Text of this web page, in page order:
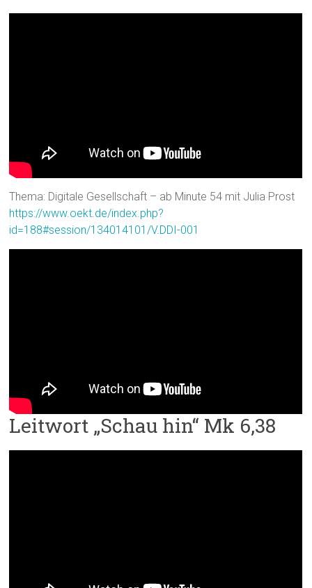
Thema: Digitale Gesellschaft – ab Minute 54 mit Julia Prost
https://www.oekt.de/index.php?
id=188#session/134014101/V.DDI-001
Leitwort „Schau hin“ Mk 6,38